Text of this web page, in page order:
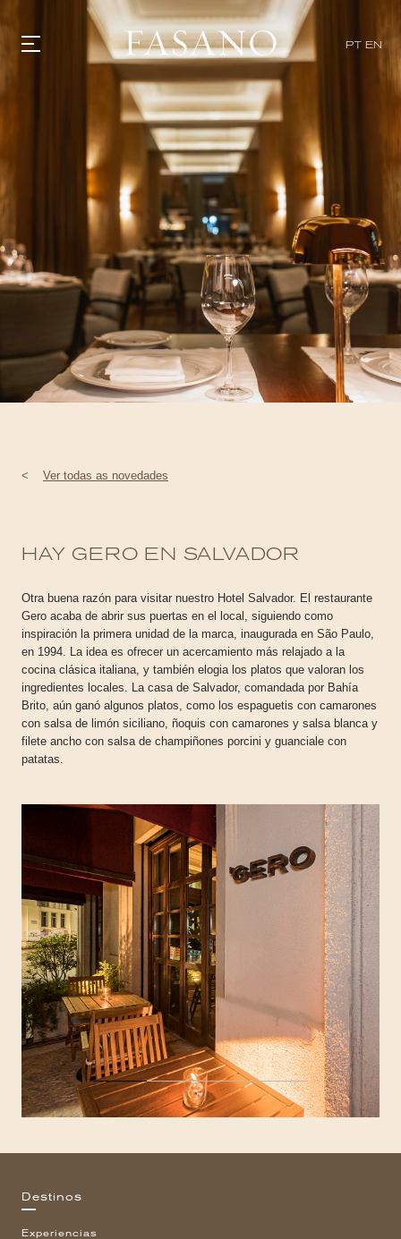
PT EN
GASTRONOMIA
EXPERIENCIAS
EVENTOS
TIENDA | SELEZIONE
DESCUBRIR
WHAT'S COOKING
CORRIERE
HISTORIA
SOSTENIBILIDAD
CONTACTO
< Ver todas as novedades
HAY GERO EN SALVADOR
Otra buena razón para visitar nuestro Hotel Salvador. El restaurante
Gero acaba de abrir sus puertas en el local, siguiendo como
inspiración la primera unidad de la marca, inaugurada en São Paulo,
en 1994. La idea es ofrecer un acercamiento más relajado a la
cocina clásica italiana, y también elogia los platos que valoran los
ingredientes locales. La casa de Salvador, comandada por Bahía
Brito, aún ganó algunos platos, como los espaguetis con camarones
con salsa de limón siciliano, ñoquis con camarones y salsa blanca y
filete ancho con salsa de champiñones porcini y guanciale con
patatas.
Destinos
Experiencias